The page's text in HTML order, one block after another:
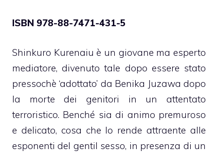
ISBN 978-88-7471-431-5
Shinkuro Kurenaiu è un giovane ma esperto
mediatore, divenuto tale dopo essere stato
pressochè ‘adottato’ da Benika Juzawa dopo
la morte dei genitori in un attentato
terroristico. Benché sia di animo premuroso
e delicato, cosa che lo rende attraente alle
esponenti del gentil sesso, in presenza di un